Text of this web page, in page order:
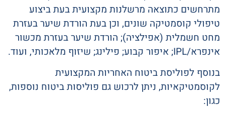
מתרחשים כתוצאה מרשלנות מקצועית בעת ביצוע
טיפולי קוסמטיקה שונים, וכן בעת הורדת שיער בעזרת
מחט חשמלית (אפילציה); הורדת שיער בעזרת מכשור
אינפרא/IPL; איפור קבוע; פילינג; שיזוף מלאכותי, ועוד.
בנוסף לפוליסת ביטוח האחריות המקצועית
לקוסמטיקאיות, ניתן לרכוש גם פוליסות ביטוח נוספות,
כגון: